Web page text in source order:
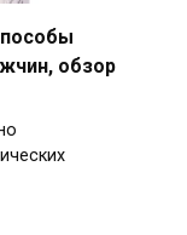
обзор